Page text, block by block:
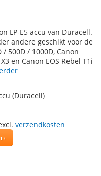
LP-E5 accu van Duracell.
andere geschikt voor de
/ 500D / 1000D, Canon
en Canon EOS Rebel T1i
(Duracell)
verzendkosten